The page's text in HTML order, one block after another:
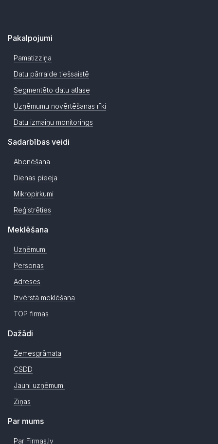
Pakalpojumi
Pamatizziņa
Datu pārraide tiešsaistē
Segmentēto datu atlase
Uzņēmumu novērtēšanas rīki
Datu izmaiņu monitorings
Sadarbības veidi
Abonēšana
Dienas pieeja
Mikropirkumi
Reģistrēties
Meklēšana
Uzņēmumi
Personas
Adreses
Izvērstā meklēšana
TOP firmas
Dažādi
Zemesgrāmata
CSDD
Jauni uzņēmumi
Ziņas
Par mums
Par Firmas.lv